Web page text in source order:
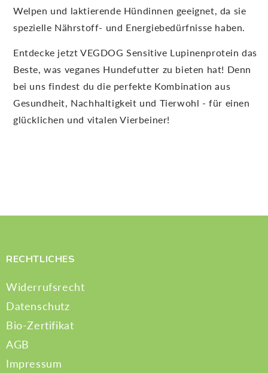
Welpen und laktierende Hündinnen geeignet, da sie
spezielle Nährstoff- und Energiebedürfnisse haben.
Entdecke jetzt VEGDOG Sensitive Lupinenprotein das
Beste, was veganes Hundefutter zu bieten hat! Denn
bei uns findest du die perfekte Kombination aus
Gesundheit, Nachhaltigkeit und Tierwohl - für einen
glücklichen und vitalen Vierbeiner!
RECHTLICHES
Widerrufsrecht
Datenschutz
Bio-Zertifikat
AGB
Impressum